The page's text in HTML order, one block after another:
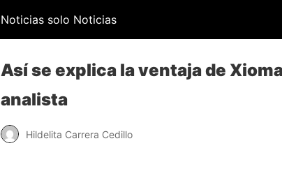
Noticias solo Noticias
Así se explica la ventaja de
analista
Hildelita Carrera Cedillo